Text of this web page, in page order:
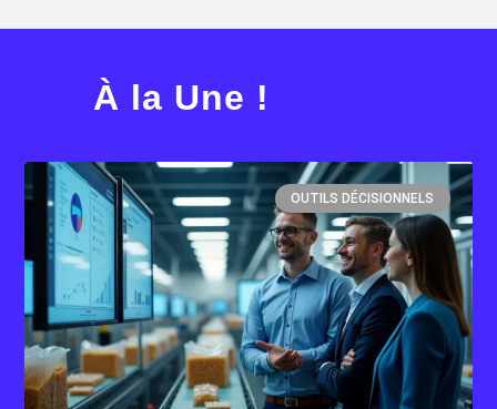
À la Une !
OUTILS DÉCISIONNELS